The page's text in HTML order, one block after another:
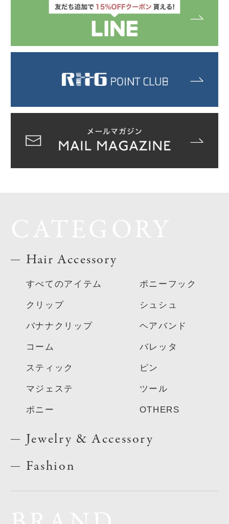
Hair Accessory
すべてのアイテム
クリップ
バナナクリップ
コーム
スティック
マジェステ
ポニー
ポニーフック
シュシュ
ヘアバンド
バレッタ
ピン
ツール
OTHERS
Jewelry & Accessory
Fashion